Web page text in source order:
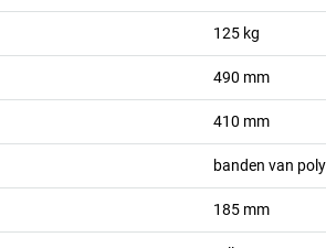
125 kg
490 mm
410 mm
banden van
185 mm